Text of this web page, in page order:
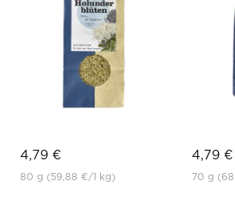
4,79 €
80 g (59,88 €/1 kg)
4,79 €
70 g